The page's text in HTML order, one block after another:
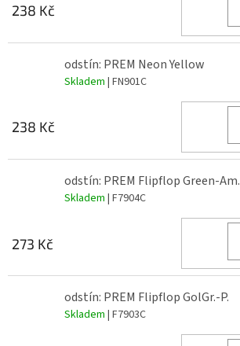
238 Kč
odstín: PREM Neon Yellow
Skladem | FN901C
238 Kč
odstín: PREM Flipflop Green-Am.
Skladem | F7904C
273 Kč
odstín: PREM Flipflop GolGr.-P.
Skladem | F7903C